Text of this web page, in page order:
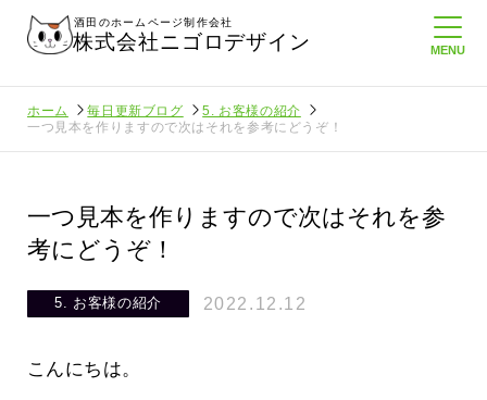
酒田のホームページ制作会社
株式会社ニゴロデザイン
ホーム 毎日更新ブログ
5. お客様の紹介
一つ見本を作りますので次はそれを参考にどうぞ！
一つ見本を作りますので次はそれを参
考にどうぞ！
5. お客様の紹介 2022.12.12
こんにちは。